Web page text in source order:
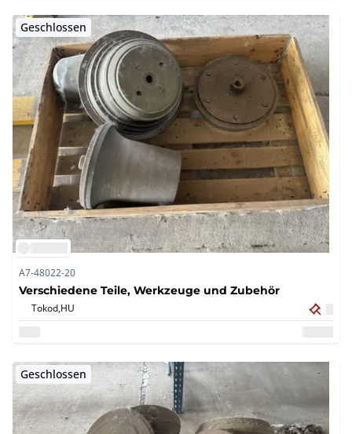
Geschlossen
A7-48022-20
Verschiedene Teile, Werkzeuge und Zubehör
Tokod,HU
Geschlossen